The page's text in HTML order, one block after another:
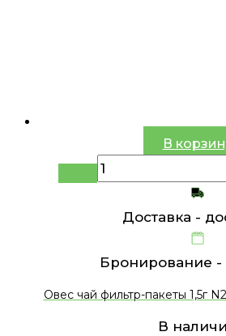
В
Доставка -
Бронирование -
Овес чай фильтр-пакеты 1,5г
В